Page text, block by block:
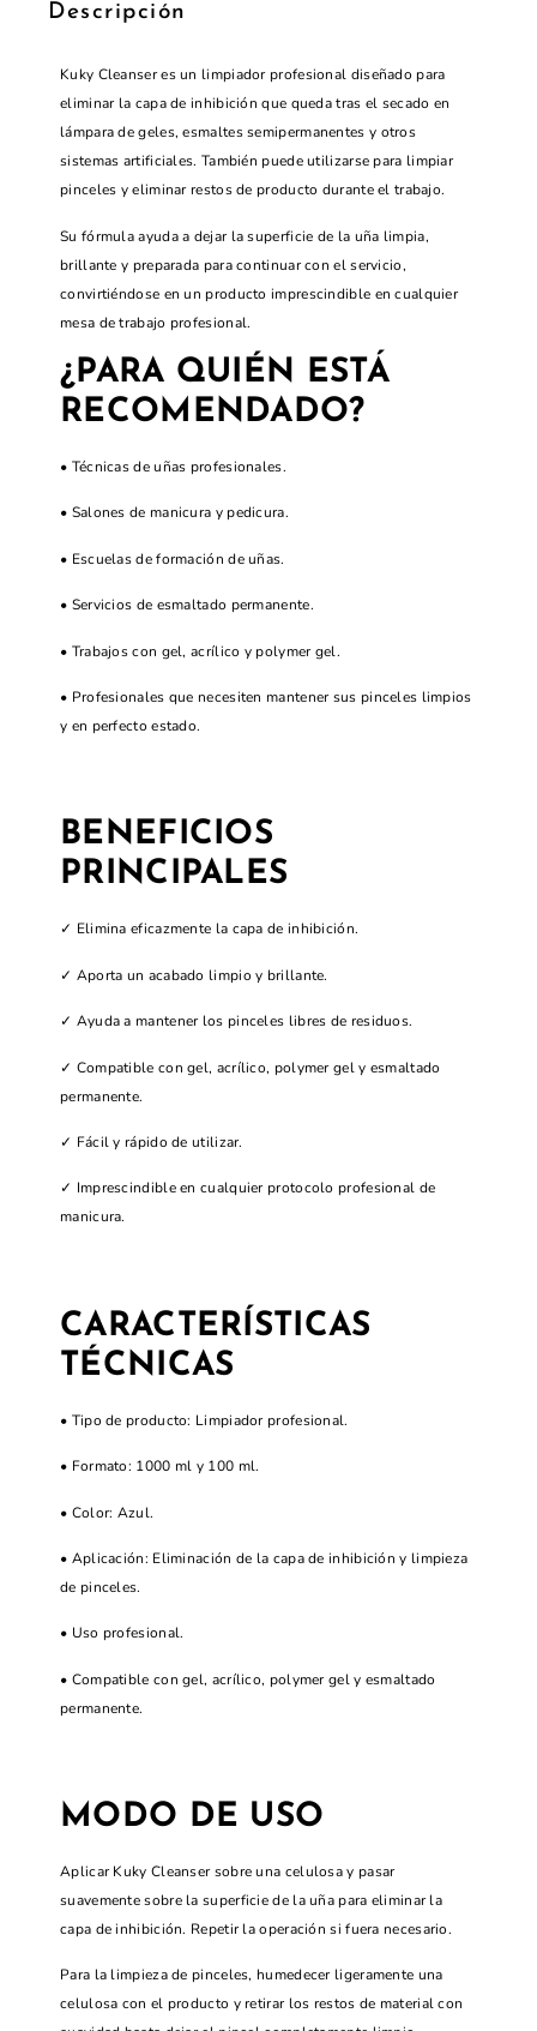
Descripción
Kuky Cleanser es un limpiador profesional diseñado para
eliminar la capa de inhibición que queda tras el secado en
lámpara de geles, esmaltes semipermanentes y otros
sistemas artificiales. También puede utilizarse para limpiar
pinceles y eliminar restos de producto durante el trabajo.
Su fórmula ayuda a dejar la superficie de la uña limpia,
brillante y preparada para continuar con el servicio,
convirtiéndose en un producto imprescindible en cualquier
mesa de trabajo profesional.
¿PARA QUIÉN ESTÁ
RECOMENDADO?
• Técnicas de uñas profesionales.
• Salones de manicura y pedicura.
• Escuelas de formación de uñas.
• Servicios de esmaltado permanente.
• Trabajos con gel, acrílico y polymer gel.
• Profesionales que necesiten mantener sus pinceles limpios
y en perfecto estado.
BENEFICIOS
PRINCIPALES
✓ Elimina eficazmente la capa de inhibición.
✓ Aporta un acabado limpio y brillante.
✓ Ayuda a mantener los pinceles libres de residuos.
✓ Compatible con gel, acrílico, polymer gel y esmaltado
permanente.
✓ Fácil y rápido de utilizar.
✓ Imprescindible en cualquier protocolo profesional de
manicura.
CARACTERÍSTICAS
TÉCNICAS
• Tipo de producto: Limpiador profesional.
• Formato: 1000 ml y 100 ml.
• Color: Azul.
• Aplicación: Eliminación de la capa de inhibición y limpieza
de pinceles.
• Uso profesional.
• Compatible con gel, acrílico, polymer gel y esmaltado
permanente.
MODO DE USO
Aplicar Kuky Cleanser sobre una celulosa y pasar
suavemente sobre la superficie de la uña para eliminar la
capa de inhibición. Repetir la operación si fuera necesario.
Para la limpieza de pinceles, humedecer ligeramente una
celulosa con el producto y retirar los restos de material con